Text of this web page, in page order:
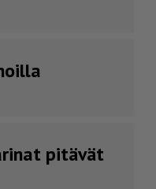
pitävät